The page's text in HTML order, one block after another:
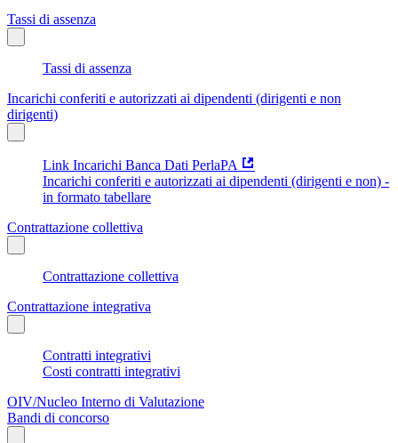
Tassi di assenza
Tassi di assenza
Incarichi conferiti e autorizzati ai dipendenti (dirigenti e non
dirigenti)
Link Incarichi Banca Dati PerlaPA
Incarichi conferiti e autorizzati ai dipendenti (dirigenti e non) -
in formato tabellare
Contrattazione collettiva
Contrattazione collettiva
Contrattazione integrativa
Contratti integrativi
Costi contratti integrativi
OIV/Nucleo Interno di Valutazione
Bandi di concorso